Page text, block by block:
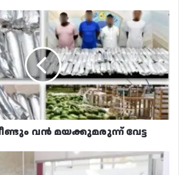
വൻ മയക്കുമരുന്ന് വേട്ട